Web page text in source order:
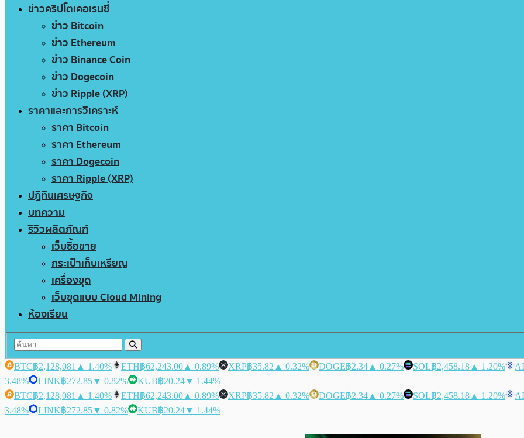
ข่าวคริปโตเคอเรนซี่
ข่าว Bitcoin
ข่าว Ethereum
ข่าว Binance Coin
ข่าว Dogecoin
ข่าว Ripple (XRP)
ราคาและการวิเคราะห์
ราคา Bitcoin
ราคา Ethereum
ราคา Dogecoin
ราคา Ripple (XRP)
ปฏิทินเศรษฐกิจ
บทความ
รีวิวผลิตภัณฑ์
เว็บซื้อขาย
กระเป๋าเก็บเหรียญ
เครื่องขุด
เว็บขุดแบบ Cloud Mining
ห้องเรียน
BTC฿2,128,081 ▲ 1.40% ETH฿62,243.00 ▲ 0.89% XRP฿35.82 ▲ 0.32% DOGE฿2.34 ▲ 0.27% SOL฿2,458.18 ▲ 1.20%
3.48%
LINK฿272.85▼ 0.82% KUB฿20.24▼ 1.44%
BTC฿2,128,081 ▲ 1.40% ETH฿62,243.00 ▲ 0.89% XRP฿35.82 ▲ 0.32% DOGE฿2.34 ▲ 0.27% SOL฿2,458.18 ▲ 1.20%
3.48%
LINK฿272.85▼ 0.82% KUB฿20.24▼ 1.44%